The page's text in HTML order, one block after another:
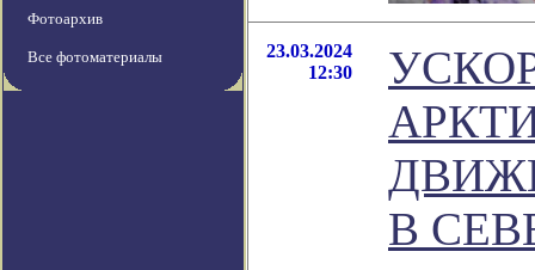
Фотоархив
Все фотоматериалы
23.03.2024
12:30
В